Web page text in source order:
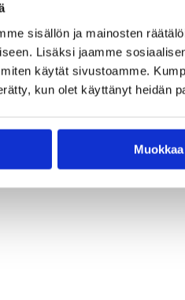
sisällön ja mainosten
Lisäksi jaamme
käytät sivustoamme.
kun olet käyttänyt heidän
Muokkaa